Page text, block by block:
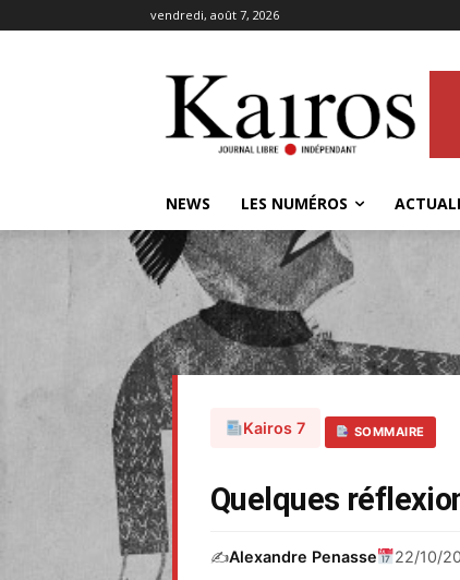
vendredi, août 7, 2026
NEWS LES NUMÉROS
Kairos 7 SOMMAIRE
Quelques
✍️Alexandre Penasse 22/10/